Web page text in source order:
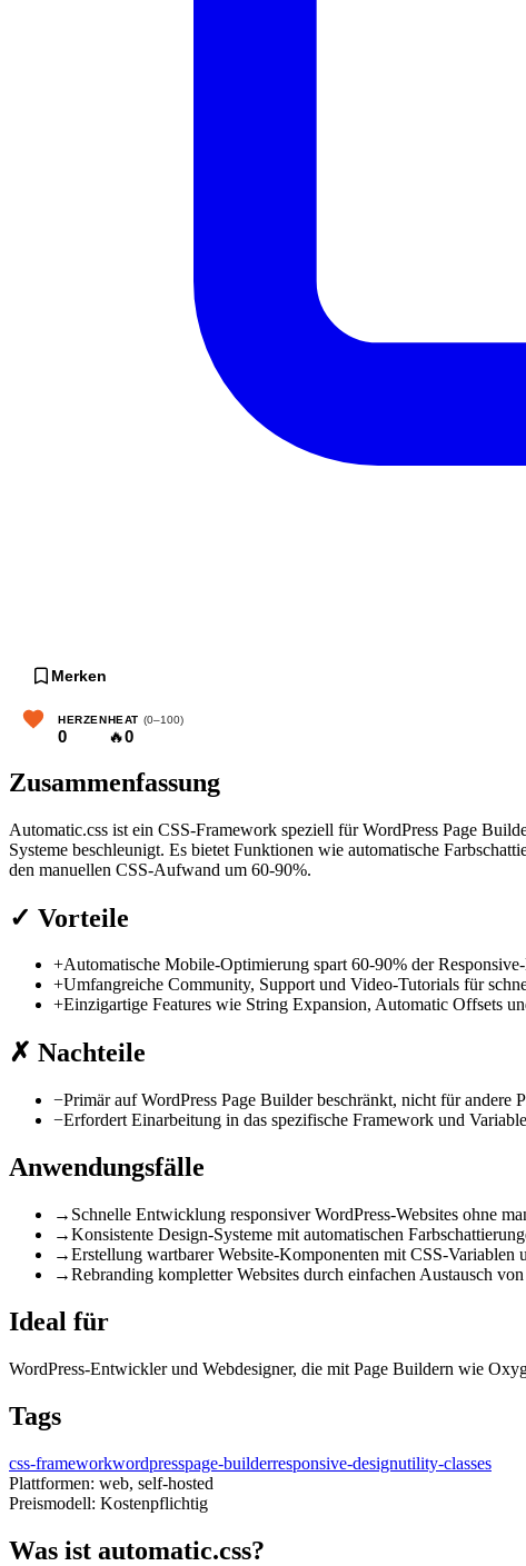
Merken
HERZEN
0
HEAT (0–100)
🔥0
Zusammenfassung
Automatic.css ist ein CSS-Framework speziell für WordPress Page
Systeme beschleunigt. Es bietet Funktionen wie automatische
den manuellen CSS-Aufwand um 60-90%.
✓ Vorteile
+Automatische Mobile-Optimierung spart 60-90% der
+Umfangreiche Community, Support und Video-Tutorials für
+Einzigartige Features wie String Expansion, Automatic Offsets
✗ Nachteile
−Primär auf WordPress Page Builder beschränkt, nicht für andere
−Erfordert Einarbeitung in das spezifische Framework und
Anwendungsfälle
→ Schnelle Entwicklung responsiver WordPress-Websites ohne
→Konsistente Design-Systeme mit automatischen
→Erstellung wartbarer Website-Komponenten mit CSS-
→Rebranding kompletter Websites durch einfachen Austausch
Ideal für
WordPress-Entwickler und Webdesigner, die mit Page Buildern wie
Tags
css-frameworkwordpresspage-builderresponsive-designutility-classes
Plattformen: web, self-hosted
Preismodell: Kostenpflichtig
Was ist automatic.css?